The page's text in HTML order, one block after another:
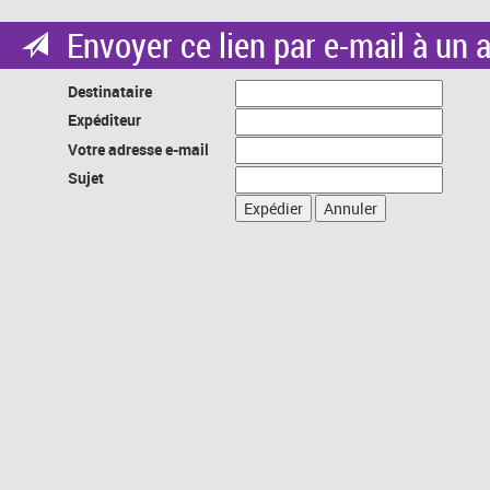
Envoyer ce lien par e-mail à un
Destinataire
Expéditeur
Votre adresse e-mail
Sujet
Expédier
Annuler